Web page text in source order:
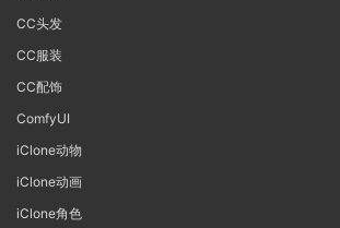
CC头发
CC服装
CC配饰
ComfyUI
iClone动物
iClone动画
iClone角色